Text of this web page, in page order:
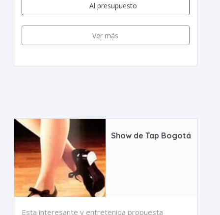
Al presupuesto
Ver más
Show de Tap Bogotá
Esta interesante y entretenida propuesta